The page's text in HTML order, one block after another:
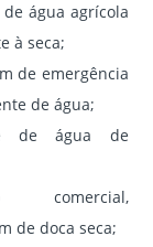
água agrícola
à seca;
de emergência
de água;
de água de
comercial,
de doca seca;